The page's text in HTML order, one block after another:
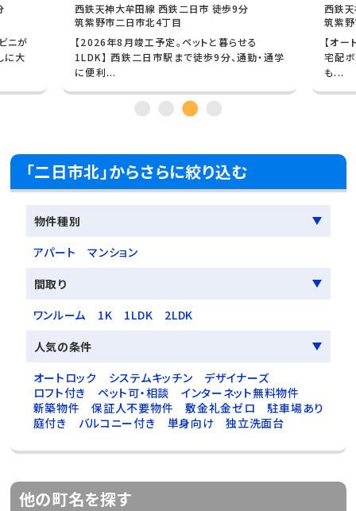
ニが
に大
西鉄天神大牟田線 西鉄二日市 徒歩9分
筑紫野市二日市北4丁目
【2026年8月竣工予定。ペットと暮らせる
1LDK】 西鉄二日市駅まで徒歩9分、通勤・通学
に便利...
西鉄
筑紫
【オ
宅配ボ
も...
「二日市北」からさらに絞り込む
物件種別
アパート
マンション
間取り
ワンルーム
1K 1LDK
2LDK
人気の条件
オートロック
システムキッチン
デザイナーズ
ロフト付き
ペット可・相談
インターネット無料物件
新築物件
保証人不要物件 敷金礼金ゼロ
駐車場あり
庭付き
バルコニー付き 単身向け 独立洗面台
他の町名を探す